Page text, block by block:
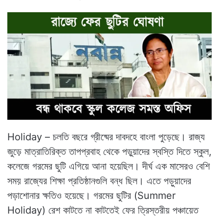
Holiday – চলতি বছরে গ্রীষ্মের দাবদহে বাংলা পুড়েছে। রাজ্য
জুড়ে মাত্রাতিরিক্ত তাপপ্রবাহ থেকে পড়ুয়াদের স্বস্তি দিতে স্কুল,
কলেজে গরমের ছুটি এগিয়ে আনা হয়েছিল। দীর্ঘ এক মাসেরও বেশি
সময় রাজ্যের শিক্ষা প্রতিষ্ঠানগুলি বন্ধ ছিল। এতে পড়ুয়াদের
পড়াশোনার ক্ষতিও হয়েছে। গরমের ছুটির (Summer
Holiday) রেশ কাটতে না কাটতেই ফের ত্রিস্তরীয় পঞ্চায়েত